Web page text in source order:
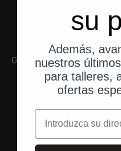
Galería
su
Además,
nuestros
para talleres,
ofertas
correo electrónico